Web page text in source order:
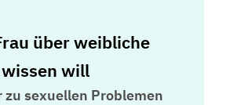
über weibliche
will
zu sexuellen Problemen